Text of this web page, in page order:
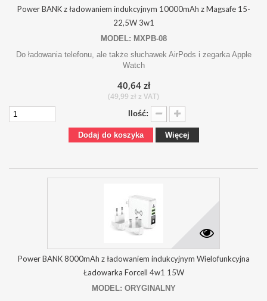
Power BANK z ładowaniem indukcyjnym 10000mAh z Magsafe 15-
22,5W 3w1
MODEL: MXPB-08
Do ładowania telefonu, ale także słuchawek AirPods i zegarka Apple
Watch
40,64 zł
(49,99 zł z VAT)
Ilość:
Dodaj do koszyka Więcej
Power BANK 8000mAh z ładowaniem indukcyjnym Wielofunkcyjna
Ładowarka Forcell 4w1 15W
MODEL: ORYGINALNY